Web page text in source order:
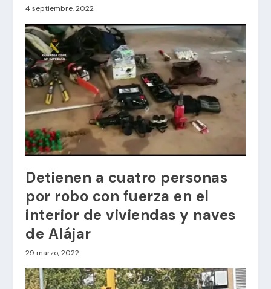
4 septiembre, 2022
Detienen a cuatro personas
por robo con fuerza en el
interior de viviendas y naves
de Alájar
29 marzo, 2022